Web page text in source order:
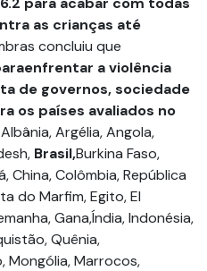
as crianças até
concluiu que
a violência
de governos, sociedade
os países avaliados no
Albânia, Argélia, Angola,
Brasil,Burkina Faso,
China, Colômbia, República
do Marfim, Egito, El
Gana,Índia, Indonésia,
Quênia,
Mongólia, Marrocos,